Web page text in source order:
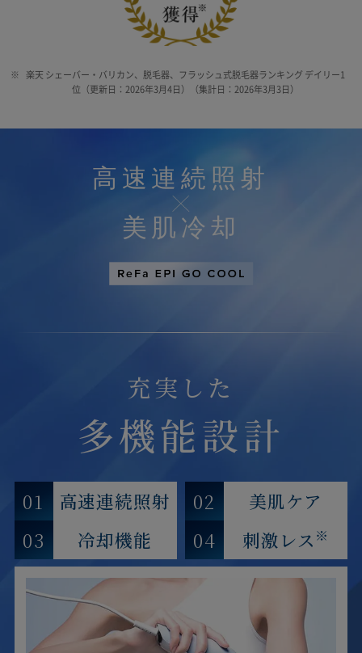
高速連続照射
美肌冷却
※
楽天 シェーバー・バリカン、脱毛器、フラッシュ式脱毛器ランキング デイリー1
位（更新日：2026年3月4日）（集計日：2026年3月3日）
充実した
多機能設計
01 高速連続照射 02 美肌ケア
03 冷却機能 04 刺激レス ※
きちんと保証について
保証期間は5年間
期間中は修理･代替品の費用負担が
※1 自然故障、物損故障が発生し製品が正常に機能
しなくなったことが当社にて認められた場合に